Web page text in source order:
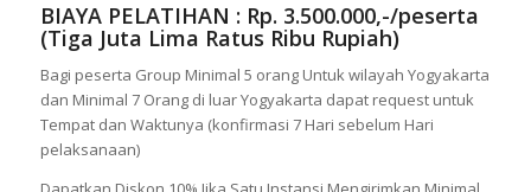
BIAYA PELATIHAN : Rp. 3.500.000,-/peserta
(Tiga Juta Lima Ratus Ribu Rupiah)
Bagi peserta Group Minimal 5 orang Untuk wilayah Yogyakarta
dan Minimal 7 Orang di luar Yogyakarta dapat request untuk
Tempat dan Waktunya (konfirmasi 7 Hari sebelum Hari
pelaksanaan)